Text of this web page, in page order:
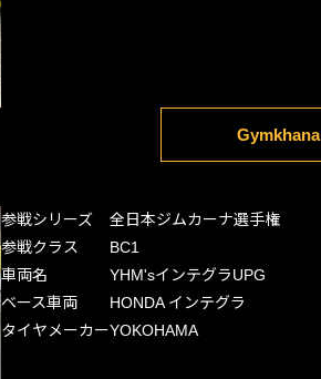
Gymkhana
参戦シリーズ
全日本ジムカーナ選手権
参戦クラス
BC1
車両名
YHM'sインテグラUPG
ベース車両
HONDA インテグラ
タイヤメーカーYOKOHAMA